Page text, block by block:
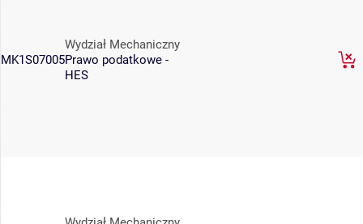
MK1S07005
Wydział Mechaniczny
Prawo podatkowe -
HES